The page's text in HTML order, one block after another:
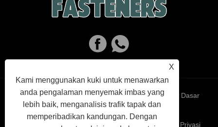
X
Kami menggunakan kuki untuk menawarkan
anda pengalaman menyemak imbas yang
lebih baik, menganalisis trafik tapak dan
memperibadikan kandungan. Dengan
Links Sitemap RSS XML Dasar
Privasi